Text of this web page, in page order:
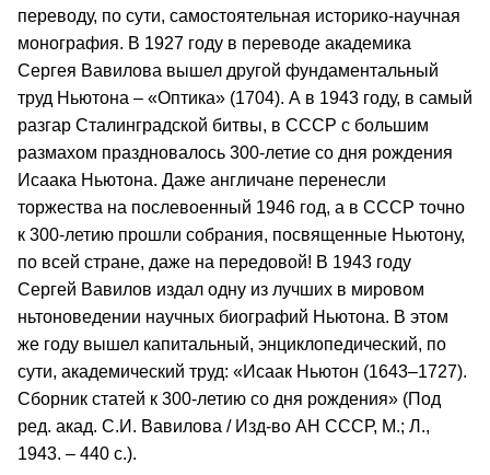
переводу, по сути, самостоятельная историко-научная
монография. В 1927 году в переводе академика
Сергея Вавилова вышел другой фундаментальный
труд Ньютона – «Оптика» (1704). А в 1943 году, в самый
разгар Сталинградской битвы, в СССР с большим
размахом праздновалось 300-летие со дня рождения
Исаака Ньютона. Даже англичане перенесли
торжества на послевоенный 1946 год, а в СССР точно
к 300-летию прошли собрания, посвященные Ньютону,
по всей стране, даже на передовой! В 1943 году
Сергей Вавилов издал одну из лучших в мировом
ньтоноведении научных биографий Ньютона. В этом
же году вышел капитальный, энциклопедический, по
сути, академический труд: «Исаак Ньютон (1643–1727).
Сборник статей к 300-летию со дня рождения» (Под
ред. акад. С.И. Вавилова / Изд-во АН СССР, М.; Л.,
1943. – 440 с.).